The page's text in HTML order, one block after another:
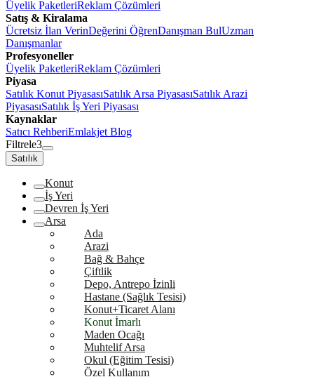
Üyelik PaketleriReklam Çözümleri
Satış & Kiralama
Ücretsiz İlan VerinDeğerini ÖğrenDanışman BulUzman
Danışmanlar
Profesyoneller
Üyelik PaketleriReklam Çözümleri
Piyasa
Satılık Konut PiyasasıSatılık Arsa PiyasasıSatılık Arazi
PiyasasıSatılık İş Yeri Piyasası
Kaynaklar
Satıcı RehberiEmlakjet Blog
Filtrele3
Satılık
Konut
İş Yeri
Devren İş Yeri
Arsa
Ada
Arazi
Bağ & Bahçe
Çiftlik
Depo, Antrepo İzinli
Hastane (Sağlık Tesisi)
Konut+Ticaret Alanı
Konut İmarlı
Maden Ocağı
Muhtelif Arsa
Okul (Eğitim Tesisi)
Özel Kullanım